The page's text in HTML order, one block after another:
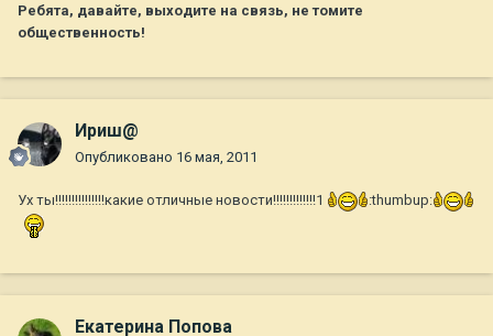
Ребята, давайте, выходите на связь, не томите
общественность!
Ириш@
Опубликовано 16 мая, 2011
Ух ты!!!!!!!!!!!!!!!какие отличные новости!!!!!!!!!!!!!1 :thumbup:
Екатерина Попова